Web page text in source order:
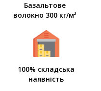
Базальтове
волокно 300 кг/м³
100% складська
наявність